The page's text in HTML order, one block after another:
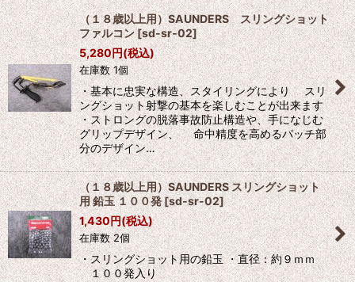
表示数:
並び順:
絞り込む
（１８歳以上用）SAUNDERS スリングショット
ファルコン[sd-sr-02]
5,280円(税込)
在庫数 1個
・基本に忠実な構造、スタイリングにより スリ
ングショット射撃の基本を楽しむことが出来ます
・ストロングの脱落事故防止構造や、手になじむ
グリップデザイン、 命中精度を高めるパッチ部
分のデザイン…
（１８歳以上用）SAUNDERS スリングショット
用 鉛玉 １００発[sd-sr-02]
1,430円(税込)
在庫数 2個
・スリングショット用の鉛玉 ・直径：約９ｍｍ
１００発入り